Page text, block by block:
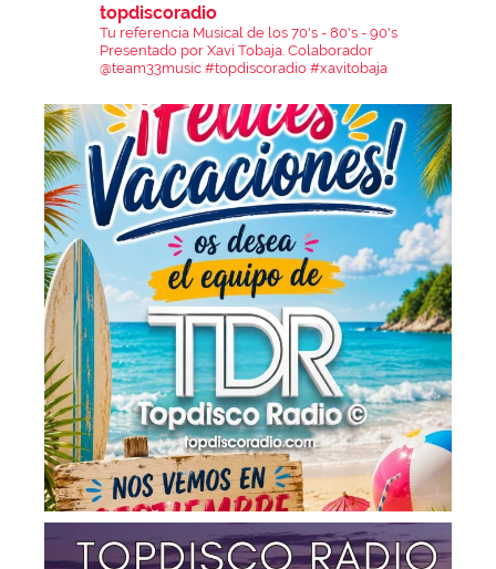
topdiscoradio
Tu referencia Musical de los 70's - 80's - 90's
Presentado por Xavi Tobaja. Colaborador
@team33music #topdiscoradio #xavitobaja